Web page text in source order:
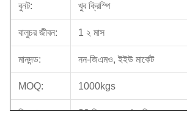
বুনট: খুব ক্রিস্পি
বালুচর জীবন: 1 ২ মাস
মানদন্ড: নন-জিএমও, ইইউ মার্কেট
MOQ: 1000kgs
বিতরণ সময়: 30 দিনের মধ্যে (লোডিং বন্দরে: